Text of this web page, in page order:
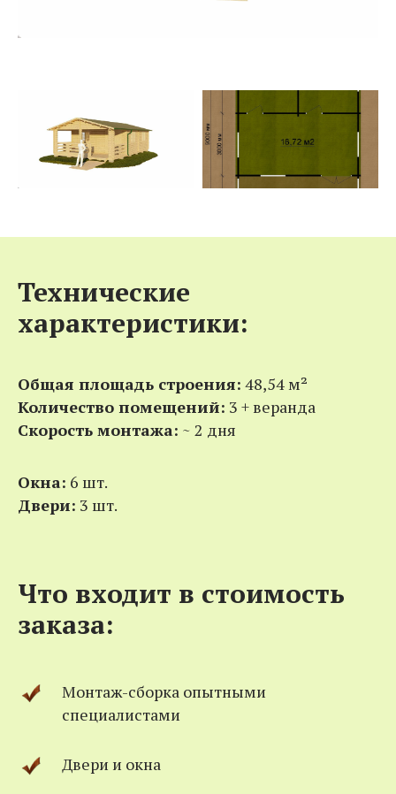
Технические
характеристики:
Общая площадь строения: 48,54 м²
Количество помещений: 3 + веранда
Скорость монтажа: ~ 2 дня
Окна: 6 шт.
Двери: 3 шт.
Что входит в стоимость
заказа:
Монтаж-сборка опытными
специалистами
Двери и окна